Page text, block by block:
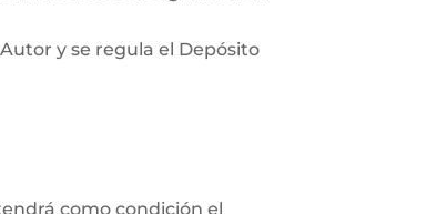
y se regula el Depósito
como condición el